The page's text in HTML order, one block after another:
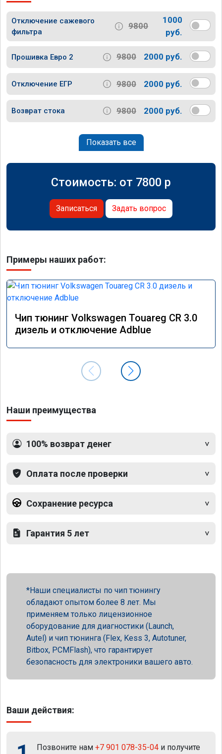
Отключение сажевого
фильтра
9800
1000
руб.
Прошивка Евро 2 9800 2000 руб.
Отключение ЕГР 9800 2000 руб.
Возврат стока 9800 2000 руб.
Показать все
Стоимость: от 7800 p
Записаться Задать вопрос
Примеры наших работ:
Чип тюнинг Volkswagen Touareg CR 3.0
дизель и отключение Adblue
Наши преимущества
100% возврат денег
Оплата после проверки
Сохранение ресурса
Гарантия 5 лет
Наши специалисты по чип тюнингу
обладают опытом более 8 лет. Мы
применяем только лицензионное
оборудование для диагностики (Launch,
Autel) и чип тюнинга (Flex, Kess 3, Autotuner,
Bitbox, PCMFlash), что гарантирует
безопасность для электроники вашего авто.
Ваши действия:
Позвоните нам +7 901 078-35-04 и получите